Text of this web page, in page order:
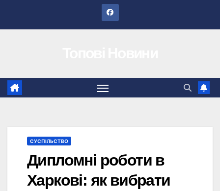
СУСПІЛЬСТВО
Дипломні роботи в
Харкові: як вибрати